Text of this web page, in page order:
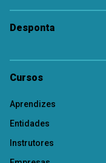
Desponta
Cursos
Aprendizes
Entidades
Instrutores